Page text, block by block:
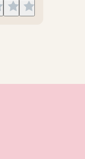
Give
5
Give
4